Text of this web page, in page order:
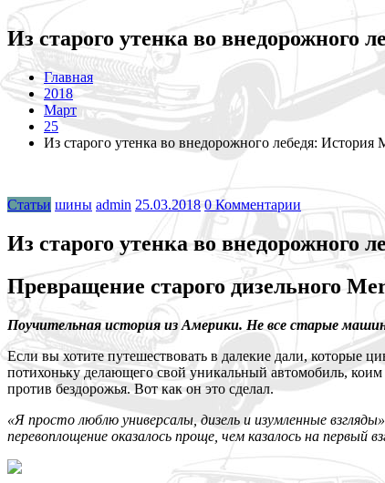
Из старого утенка во внедорожного
Главная
2018
Март
25
Из старого утенка во внедорожного лебедя: История
Статьи шины admin 25.03.2018 0 Комментарии
Из старого утенка во внедорожного
Превращение старого дизельного
Поучительная история из Америки. Не все старые
Если вы хотите путешествовать в далекие дали, которые
потихоньку делающего свой уникальный автомобиль,
против бездорожья. Вот как он это сделал.
«Я просто люблю универсалы, дизель и изумленные взгляды»
перевоплощение оказалось проще, чем казалось на первый